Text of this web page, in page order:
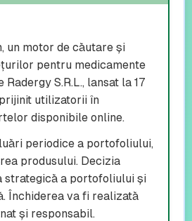
un motor de căutare și
pentru medicamente
Radergy S.R.L., lansat la 17
utilizatorii în
disponibile online.
periodice a portofoliului,
produsului. Decizia
strategică a portofoliului și
Închiderea va fi realizată
și responsabil.